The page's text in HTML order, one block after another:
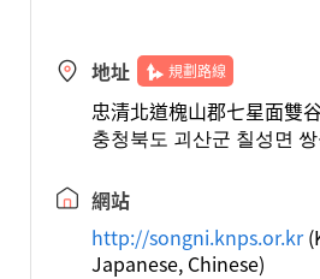
地址 規劃路線
忠清北道槐山郡七星面雙
충청북도 괴산군 칠성면
網站
http://songni.knps.or.kr
Japanese, Chinese)